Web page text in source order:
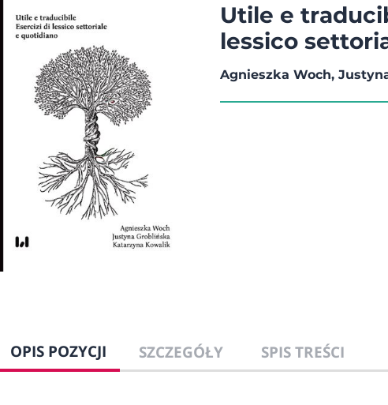
Utile e
lessico
Agnieszka Woch,
OPIS POZYCJI SZCZEGÓŁY SPIS TREŚCI